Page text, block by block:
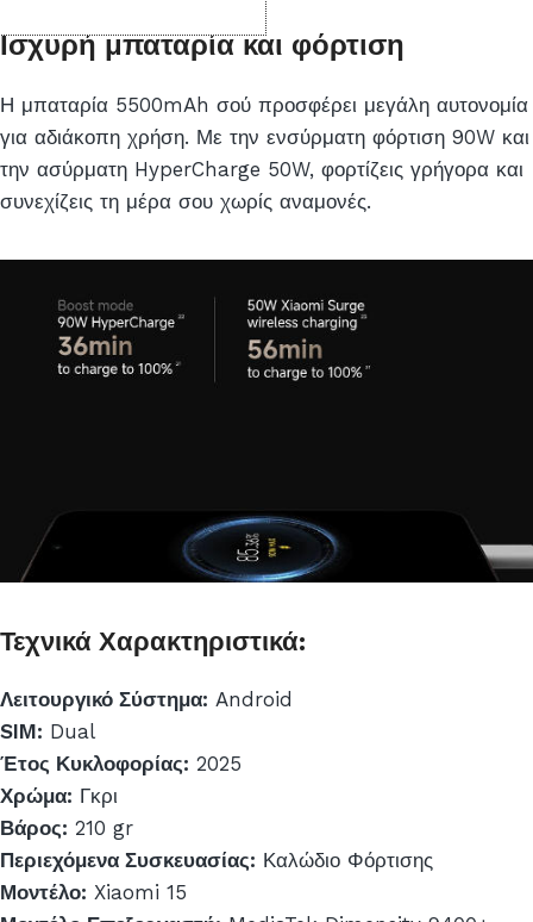
Ισχυρή μπαταρία και φόρτιση
Η μπαταρία 5500mAh σού προσφέρει μεγάλη αυτονομία
για αδιάκοπη χρήση. Με την ενσύρματη φόρτιση 90W και
την ασύρματη HyperCharge 50W, φορτίζεις γρήγορα και
συνεχίζεις τη μέρα σου χωρίς αναμονές.
Τεχνικά Χαρακτηριστικά:
Λειτουργικό Σύστημα: Android
SIM: Dual
Έτος Κυκλοφορίας: 2025
Χρώμα: Γκρι
Βάρος: 210 gr
Περιεχόμενα Συσκευασίας: Καλώδιο Φόρτισης
Μοντέλο: Xiaomi 15